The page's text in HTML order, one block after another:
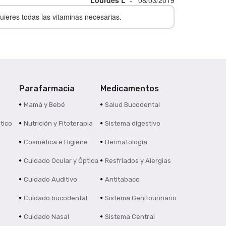
todas las vitaminas necesarias.
Parafarmacia
Mamá y Bebé
Nutrición y Fitoterapia
Cosmética e Higiene
Cuidado Ocular y Óptica
Cuidado Auditivo
Cuidado bucodental
Cuidado Nasal
Medicamentos
Salud Bucodental
Sistema digestivo
Dermatología
Resfriados y Alergias
Antitabaco
Sistema Genitourinario
Sistema Central